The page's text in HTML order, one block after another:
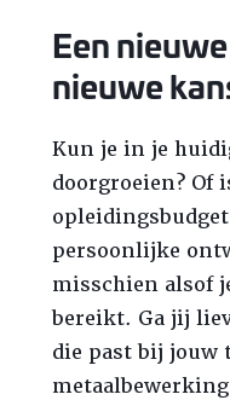
Een
nieuwe
Kun je in je
doorgroeien? Of
persoonlijke
misschien alsof
bereikt. Ga jij
die past bij jouw